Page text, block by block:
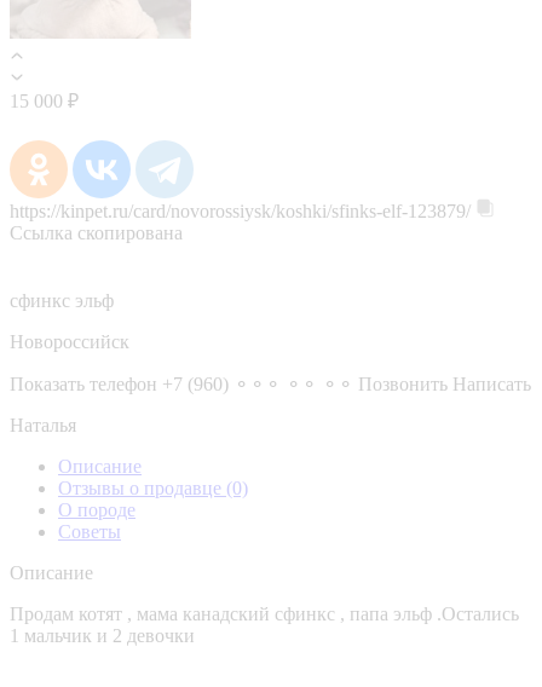
15 000 ₽
https://kinpet.ru/card/novorossiysk/koshki/sfinks-elf-123879/
Ссылка скопирована
сфинкс эльф
Новороссийск
Показать телефон +7 (960) ⚬⚬⚬ ⚬⚬ ⚬⚬ Позвонить Написать
Наталья
Описание
Отзывы о продавце (0)
О породе
Советы
Описание
Продам котят , мама канадский сфинкс , папа эльф .Остались
1 мальчик и 2 девочки